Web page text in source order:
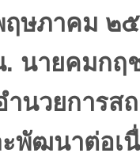
ษภาคม ๒๕
นายคมกฤ
ำนวยการส
พัฒนาต่อเ